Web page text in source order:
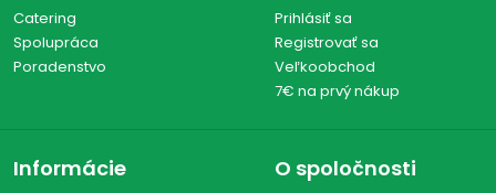
Catering
Spolupráca
Poradenstvo
Prihlásiť sa
Registrovať sa
Veľkoobchod
7€ na prvý nákup
Informácie O spoločnosti